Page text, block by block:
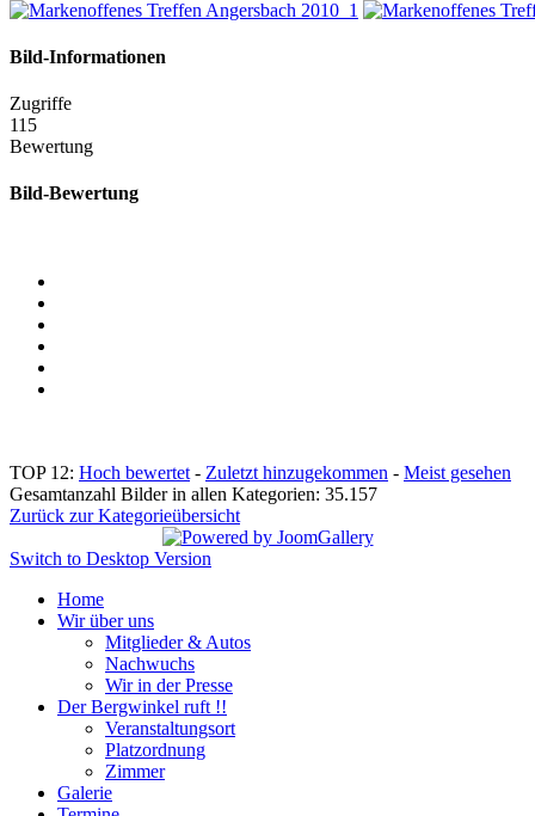
Bild-Informationen
Zugriffe
115
Bewertung
Bild-Bewertung
TOP 12: Hoch bewertet - Zuletzt hinzugekommen - Meist gesehen
Gesamtanzahl Bilder in allen Kategorien: 35.157
Zurück zur Kategorieübersicht
Switch to Desktop Version
Home
Wir über uns
Mitglieder & Autos
Nachwuchs
Wir in der Presse
Der Bergwinkel ruft !!
Veranstaltungsort
Platzordnung
Zimmer
Galerie